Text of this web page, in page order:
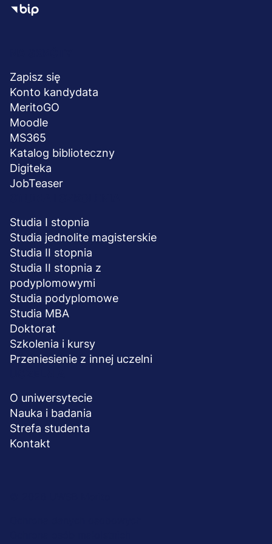
stopka
Zapisz się
Konto kandydata
MeritoGO
Moodle
MS365
Katalog biblioteczny
Digiteka
JobTeaser
Studia I stopnia
Studia jednolite magisterskie
Studia II stopnia
Studia II stopnia z
podyplomowymi
Studia podyplomowe
Studia MBA
Doktorat
Szkolenia i kursy
Przeniesienie z innej uczelni
O uniwersytecie
Nauka i badania
Strefa studenta
Kontakt